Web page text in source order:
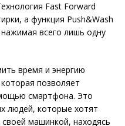
Fast Forward
а функция Push&Wash
всего лишь одну
время и энергию
позволяет
смартфона. Это
людей, которые хотят
машинкой, находясь